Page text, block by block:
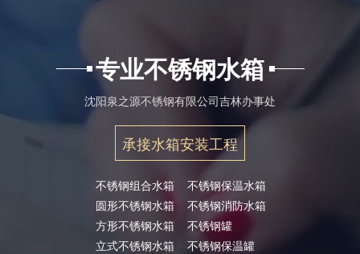
专业不锈钢水箱
沈阳泉之源不锈钢有限公司吉林办事处
承接水箱安装工程
不锈钢组合水箱
圆形不锈钢水箱
方形不锈钢水箱
立式不锈钢水箱
不锈钢保温水箱
不锈钢消防水箱
不锈钢罐
不锈钢保温罐